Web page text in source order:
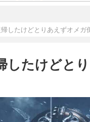
したけどとりあえずオメガ
したけどと